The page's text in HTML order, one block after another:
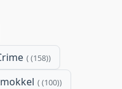
(158)
(100)